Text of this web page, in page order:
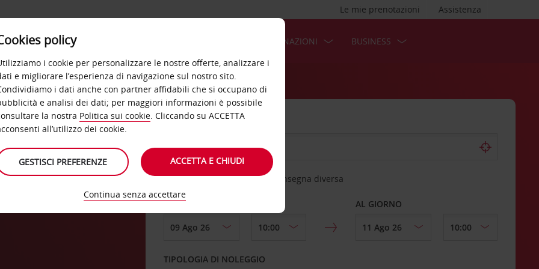
Assistenza
Le mie prenotazioni
OFFERTE DESTINAZIONI BUSINESS
Scegli una località di riconsegna diversa
DAL GIORNO AL GIORNO
TIPOLOGIA DI NOLEGGIO
policy
i cookie per personalizzare le nostre offerte, analizzare i
e migliorare l’esperienza di navigazione sul nostro sito.
i dati anche con partner affidabili che si occupano di
e analisi dei dati; per maggiori informazioni è possibile
la nostra Politica sui cookie. Cliccando su ACCETTA
all’utilizzo dei cookie.
GESTISCI PREFERENZE ACCETTA E CHIUDI
Continua senza accettare